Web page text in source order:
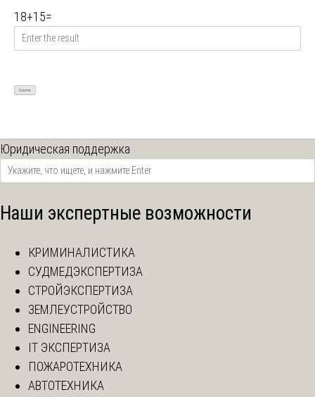
18+15=
Юридическая поддержка
Наши экспертные возможности
КРИМИНАЛИСТИКА
СУДМЕДЭКСПЕРТИЗА
СТРОЙЭКСПЕРТИЗА
ЗЕМЛЕУСТРОЙСТВО
ENGINEERING
IT ЭКСПЕРТИЗА
ПОЖАРОТЕХНИКА
АВТОТЕХНИКА